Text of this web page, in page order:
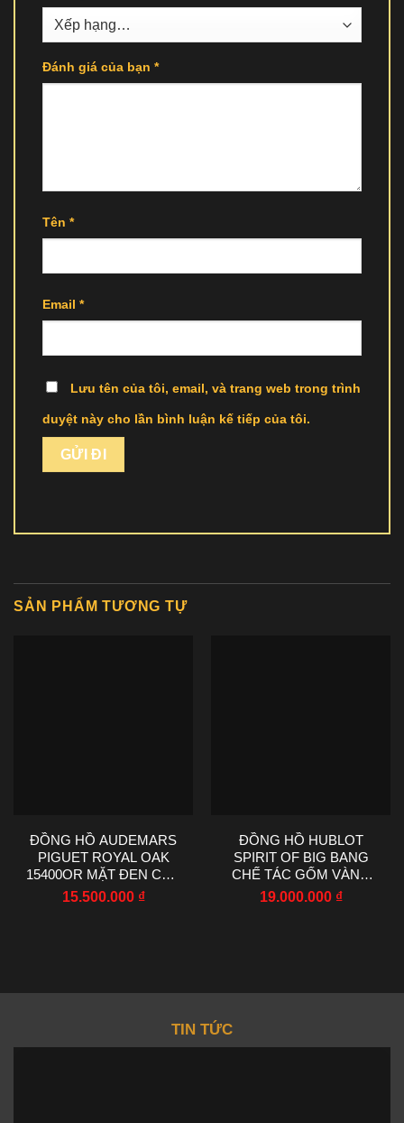
Đánh giá của bạn *
Tên *
Email *
Lưu tên của tôi, email, và trang web trong trình
duyệt này cho lần bình luận kế tiếp của tôi.
SẢN PHẨM TƯƠNG TỰ
ĐỒNG HỒ AUDEMARS
PIGUET ROYAL OAK
15400OR MẶT ĐEN CHẾ
TÁC NHÀ MÁY IP 41MM
15.500.000 ₫
ĐỒNG HỒ HUBLOT
SPIRIT OF BIG BANG
CHẾ TÁC GỐM VÀNG
NHÀ MÁY AAA 42MM
19.000.000 ₫
TIN TỨC